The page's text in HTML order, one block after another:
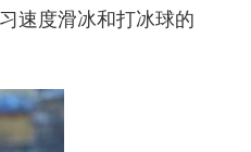
速度滑冰和打冰球的